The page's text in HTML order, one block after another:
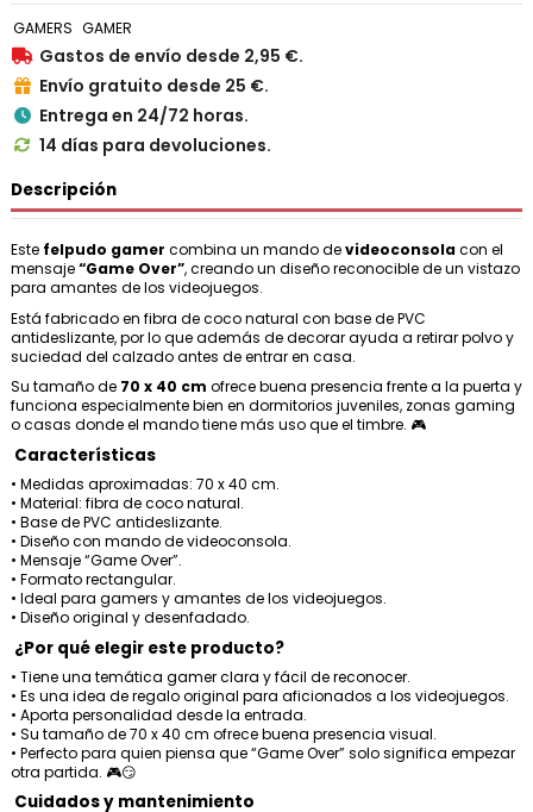
GAMERS GAMER
 Gastos de envío desde 2,95 €.
 Envío gratuito desde 25 €.
 Entrega en 24/72 horas.
 14 días para devoluciones.
Descripción
Este felpudo gamer combina un mando devideoconsolacon el
mensaje“Game Over”, creando un diseño reconocible de un vistazo
para amantes de los videojuegos.
Está fabricado en fibra de coco natural con base de PVC
antideslizante, por lo que además de decorar ayuda a retirar polvo y
suciedad del calzado antes de entrar en casa.
Su tamaño de 70 x 40 cm ofrece buena presencia frente a la puerta y
funciona especialmente bien en dormitorios juveniles, zonas gaming
o casas donde el mando tiene más uso que el timbre. 🎮
Características
• Medidas aproximadas: 70 x 40 cm.
• Material: fibra de coco natural.
• Base de PVC antideslizante.
• Diseño con mando de videoconsola.
• Mensaje “Game Over”.
• Formato rectangular.
• Ideal para gamers y amantes de los videojuegos.
• Diseño original y desenfadado.
¿Por qué elegir este producto?
• Tiene una temática gamer clara y fácil de reconocer.
• Es una idea de regalo original para aficionados a los videojuegos.
• Aporta personalidad desde la entrada.
• Su tamaño de 70 x 40 cm ofrece buena presencia visual.
• Perfecto para quien piensa que “Game Over” solo significa empezar
otra partida. 🎮😏
Cuidados y mantenimiento